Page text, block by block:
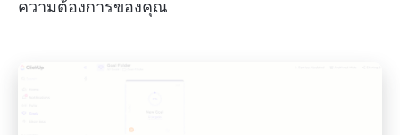
ความต้องการของคุณ